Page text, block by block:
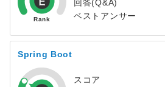
回答(Q&A)
ベストアンサー
Spring Boot
スコア